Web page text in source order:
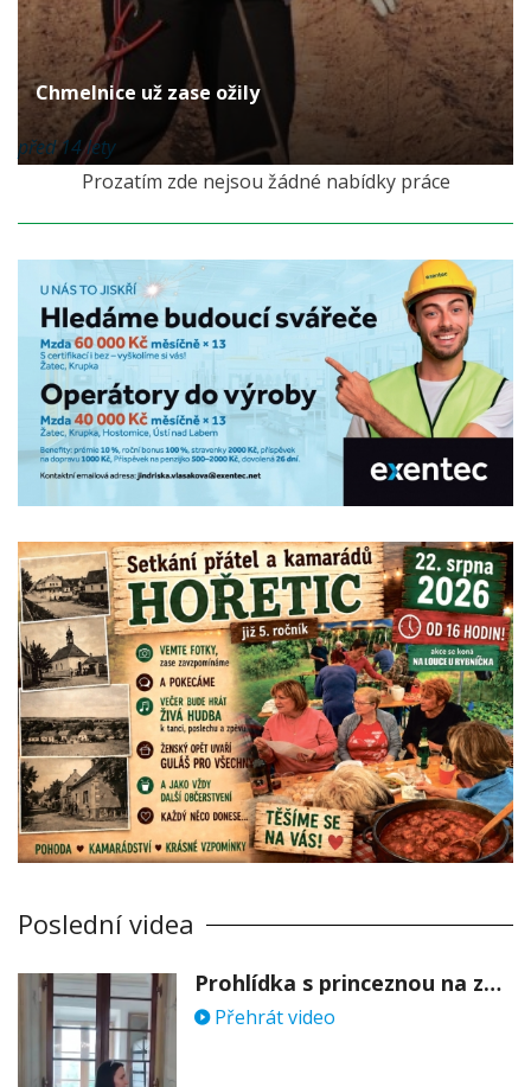
Chmelnice už zase ožily
před 14 lety
Prozatím zde nejsou žádné nabídky práce
Poslední videa
Prohlídka s princeznou na zámku Stekník
Přehrát video